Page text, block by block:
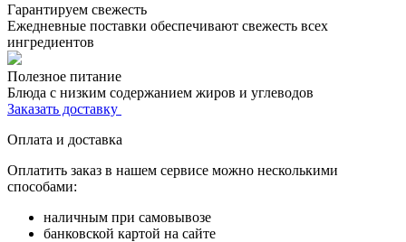
Гарантируем свежесть
Ежедневные поставки обеспечивают свежесть всех
ингредиентов
Полезное питание
Блюда с низким содержанием жиров и углеводов
Заказать доставку
Оплата и доставка
Оплатить заказ в нашем сервисе можно несколькими
способами:
наличным при самовывозе
банковской картой на сайте